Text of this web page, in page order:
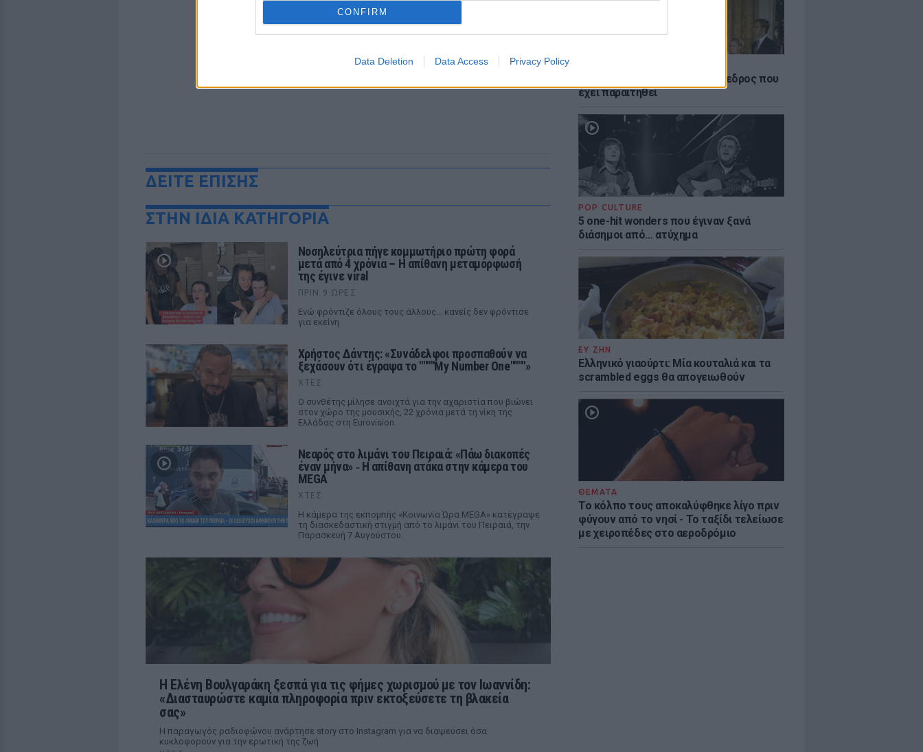
CONFIRM
Data Deletion Data Access Privacy Policy
Ο μοναδικός Αμερικανός πρόεδρος που
έχει παραιτηθεί
POP CULTURE
5 one-hit wonders που έγιναν ξανά
διάσημοι από… ατύχημα
ΕΥ ΖΗΝ
Ελληνικό γιαούρτι: Μία κουταλιά και τα
scrambled eggs θα απογειωθούν
ΘΕΜΑΤΑ
Το κόλπο τους αποκαλύφθηκε λίγο πριν
φύγουν από το νησί - Το ταξίδι τελείωσε
με χειροπέδες στο αεροδρόμιο
ΔΕΙΤΕ ΕΠΙΣΗΣ
ΣΤΗΝ ΙΔΙΑ ΚΑΤΗΓΟΡΙΑ
Νοσηλεύτρια πήγε κομμωτήριο πρώτη φορά
μετά από 4 χρόνια – Η απίθανη μεταμόρφωσή
της έγινε viral
ΠΡΙΝ 9 ΏΡΕΣ
Ενώ φρόντιζε όλους τους άλλους... κανείς δεν φρόντισε
για εκείνη
Χρήστος Δάντης: «Συνάδελφοι προσπαθούν να
ξεχάσουν ότι έγραψα το """"My Number One""""»
ΧΤΕΣ
Ο συνθέτης μίλησε ανοιχτά για την αχαριστία που βιώνει
στον χώρο της μουσικής, 22 χρόνια μετά τη νίκη της
Ελλάδας στη Eurovision.
Νεαρός στο λιμάνι του Πειραιά: «Πάω διακοπές
έναν μήνα» ‑ Η απίθανη ατάκα στην κάμερα του
MEGA
ΧΤΕΣ
Η κάμερα της εκπομπής «Κοινωνία Ώρα MEGA» κατέγραψε
τη διασκεδαστική στιγμή από το λιμάνι του Πειραιά, την
Παρασκευή 7 Αυγούστου.
Η Ελένη Βουλγαράκη ξεσπά για τις φήμες χωρισμού με τον Ιωαννίδη:
«Διασταυρώστε καμία πληροφορία πριν εκτοξεύσετε τη βλακεία
σας»
Η παραγωγός ραδιοφώνου ανάρτησε story στο Instagram για να διαψεύσει όσα
κυκλοφορούν για την ερωτική της ζωή